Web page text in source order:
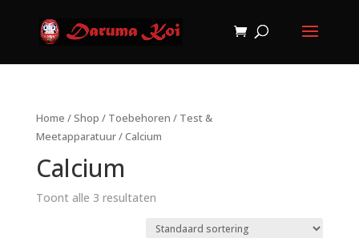
Home /Shop / Toebehoren / Test &
Meetapparatuur/ Calcium
Calcium
Toont alle 3 resultaten